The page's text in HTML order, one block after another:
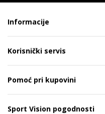
Informacije
Korisnički servis
Pomoć pri kupovini
Sport Vision pogodnosti